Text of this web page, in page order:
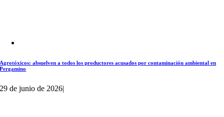
Agrotóxicos: absuelven a todos los productores acusados por contaminación ambiental en
Pergamino
29 de junio de 2026|